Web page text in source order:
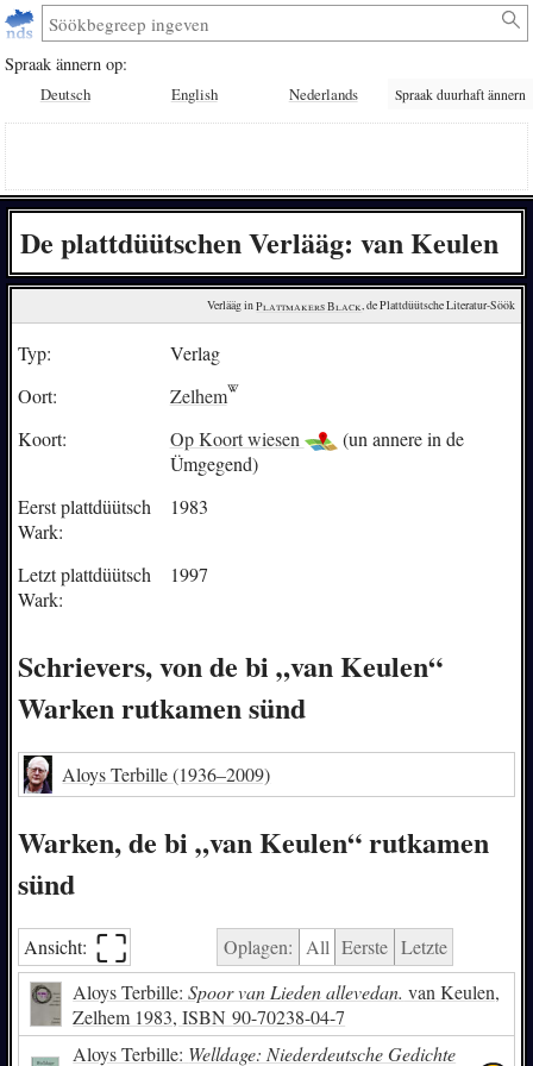
Spraak ännern op:
Deutsch English Nederlands Spraak duurhaft ännern
De plattdüütschen Verlääg: van Keulen
Verlääg in Plattmakers Black, de Plattdüütsche Literatur-Söök
Typ:
Verlag
Oort:
Zelhem
Koort:
Op Koort wiesen
(un annere in de
Ümgegend)
Eerst plattdüütsch
Wark:
1983
Letzt plattdüütsch
Wark:
1997
Schrievers, von de bi „van Keulen“
Warken rutkamen sünd
Aloys Terbille(1936–2009)
Warken, de bi „van Keulen“ rutkamen
sünd
Ansicht: ⛶︎ Oplagen: All Eerste Letzte
Aloys Terbille: Spoor van Lieden allevedan. van Keulen,
Zelhem 1983,ISBN90-70238-04-7
Aloys Terbille: Welldage: Niederdeutsche Gedichte